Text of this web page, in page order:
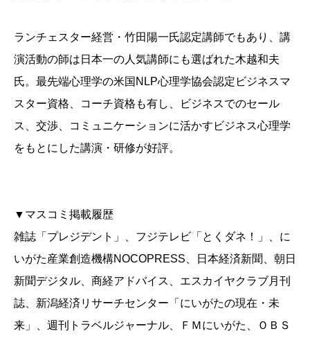
ランチェスター経営・竹田陽一氏認定講師でもあり、講
演活動の師は日本一の人気講師にも選ばれた木越和夫
氏。最先端心理学の米国NLP心理学協会認定ビジネスマ
スター資格、コーチ資格も有し、ビジネスでのセール
ス、交渉、コミュニケーションに活かすビジネス心理学
をもとにした講演・研修が好評。
▼マスコミ掲載履歴
雑誌「プレジデント」、フジテレビ「とくダネ！」、に
いがた産業創造機構NOCOPRESS、日本経済新聞、朝日
新聞デジタル、商経アドバイス、エスカイヤクラブ月刊
誌、新潟経済リサーチセンター「にいがたの現在・未
来」、週刊トラベルジャーナル、ＦＭにいがた、ＯＢＳ